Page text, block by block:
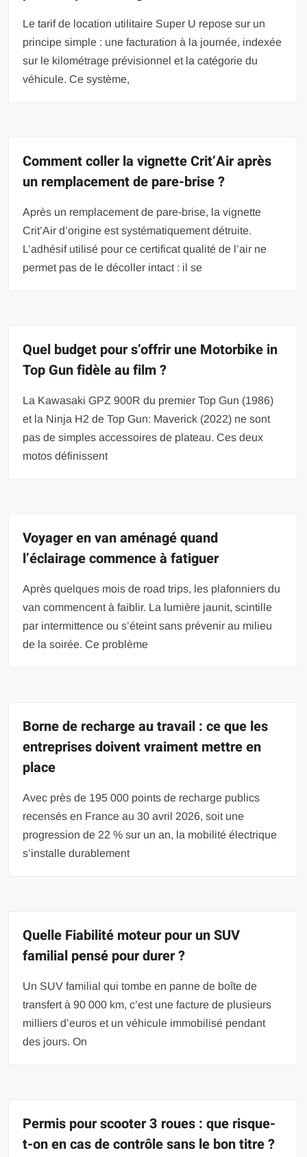
Le tarif de location utilitaire Super U repose sur un
principe simple : une facturation à la journée, indexée
sur le kilométrage prévisionnel et la catégorie du
véhicule. Ce système,
Comment coller la vignette Crit’Air après
un remplacement de pare-brise ?
Après un remplacement de pare-brise, la vignette
Crit’Air d’origine est systématiquement détruite.
L’adhésif utilisé pour ce certificat qualité de l’air ne
permet pas de le décoller intact : il se
Quel budget pour s’offrir une Motorbike in
Top Gun fidèle au film ?
La Kawasaki GPZ 900R du premier Top Gun (1986)
et la Ninja H2 de Top Gun: Maverick (2022) ne sont
pas de simples accessoires de plateau. Ces deux
motos définissent
Voyager en van aménagé quand
l’éclairage commence à fatiguer
Après quelques mois de road trips, les plafonniers du
van commencent à faiblir. La lumière jaunit, scintille
par intermittence ou s’éteint sans prévenir au milieu
de la soirée. Ce problème
Borne de recharge au travail : ce que les
entreprises doivent vraiment mettre en
place
Avec près de 195 000 points de recharge publics
recensés en France au 30 avril 2026, soit une
progression de 22 % sur un an, la mobilité électrique
s’installe durablement
Quelle Fiabilité moteur pour un SUV
familial pensé pour durer ?
Un SUV familial qui tombe en panne de boîte de
transfert à 90 000 km, c’est une facture de plusieurs
milliers d’euros et un véhicule immobilisé pendant
des jours. On
Permis pour scooter 3 roues : que risque-
t-on en cas de contrôle sans le bon titre ?